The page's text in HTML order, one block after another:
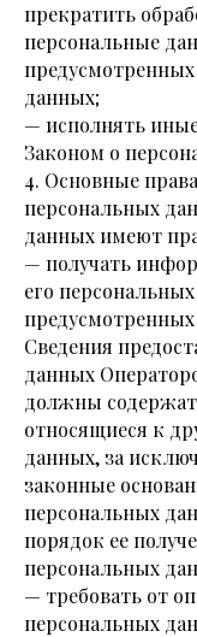
прекратить
персональные
данных;
— исполнять
Законом о
4. Основные
персональных
данных имеют
— получать
его
Сведения
данных
должны
относящиеся к
данных, за
законные
персональных
порядок ее
персональных
— требовать от
персональных